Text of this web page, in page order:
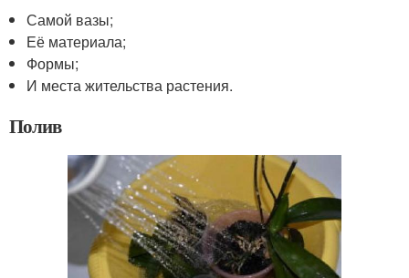
Самой вазы;
Её материала;
Формы;
И места жительства растения.
Полив